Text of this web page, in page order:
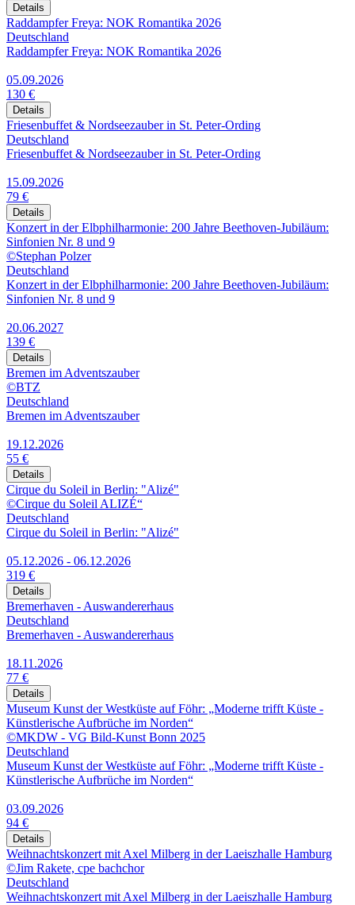
Details
Raddampfer Freya: NOK Romantika 2026
Deutschland
Raddampfer Freya: NOK Romantika 2026
05.09.2026
130 €
Details
Friesenbuffet & Nordseezauber in St. Peter-Ording
Deutschland
Friesenbuffet & Nordseezauber in St. Peter-Ording
15.09.2026
79 €
Details
Konzert in der Elbphilharmonie: 200 Jahre Beethoven-Jubiläum:
Sinfonien Nr. 8 und 9
©Stephan Polzer
Deutschland
Konzert in der Elbphilharmonie: 200 Jahre Beethoven-Jubiläum:
Sinfonien Nr. 8 und 9
20.06.2027
139 €
Details
Bremen im Adventszauber
©BTZ
Deutschland
Bremen im Adventszauber
19.12.2026
55 €
Details
Cirque du Soleil in Berlin: "Alizé"
©Cirque du Soleil ALIZÉ“
Deutschland
Cirque du Soleil in Berlin: "Alizé"
05.12.2026 - 06.12.2026
319 €
Details
Bremerhaven - Auswandererhaus
Deutschland
Bremerhaven - Auswandererhaus
18.11.2026
77 €
Details
Museum Kunst der Westküste auf Föhr: „Moderne trifft Küste -
Künstlerische Aufbrüche im Norden“
©MKDW - VG Bild-Kunst Bonn 2025
Deutschland
Museum Kunst der Westküste auf Föhr: „Moderne trifft Küste -
Künstlerische Aufbrüche im Norden“
03.09.2026
94 €
Details
Weihnachtskonzert mit Axel Milberg in der Laeiszhalle Hamburg
©Jim Rakete, cpe bachchor
Deutschland
Weihnachtskonzert mit Axel Milberg in der Laeiszhalle Hamburg